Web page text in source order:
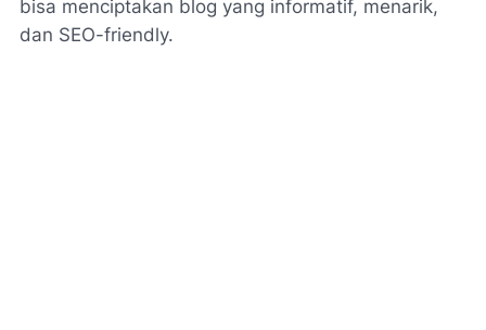
bisa menciptakan blog yang informatif, menarik,
dan SEO-friendly.